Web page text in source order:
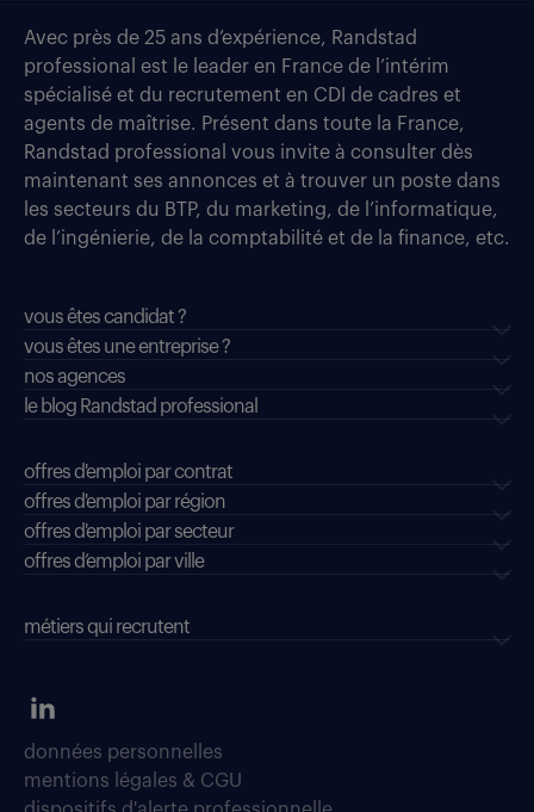
Avec près de 25 ans d’expérience, Randstad
professional est le leader en France de l’intérim
spécialisé et du recrutement en CDI de cadres et
agents de maîtrise. Présent dans toute la France,
Randstad professional vous invite à consulter dès
maintenant ses annonces et à trouver un poste dans
les secteurs du BTP, du marketing, de l’informatique,
de l’ingénierie, de la comptabilité et de la finance, etc.
vous êtes candidat ?
vous êtes une entreprise ?
nos agences
le blog Randstad professional
offres d'emploi par contrat
offres d'emploi par région
offres d'emploi par secteur
offres d’emploi par ville
métiers qui recrutent
données personnelles
mentions légales & CGU